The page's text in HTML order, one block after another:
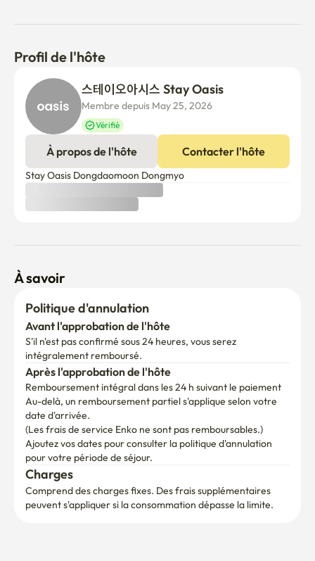
Profil de l'hôte
Membre depuis May 25, 2026
Vérifié
À propos de l'hôte Contacter l'hôte
Stay Oasis Dongdaomoon Dongmyo
À savoir
Politique d'annulation
Avant l'approbation de l'hôte
S'il n'est pas confirmé sous 24 heures, vous serez
intégralement remboursé.
Après l'approbation de l'hôte
Remboursement intégral dans les 24 h suivant le paiement
Au-delà, un remboursement partiel s'applique selon votre
date d'arrivée.
(Les frais de service Enko ne sont pas remboursables.)
Ajoutez vos dates pour consulter la politique d'annulation
pour votre période de séjour.
Charges
Comprend des charges fixes. Des frais supplémentaires
peuvent s'appliquer si la consommation dépasse la limite.